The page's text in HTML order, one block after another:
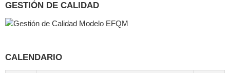
GESTIÓN DE CALIDAD
CALENDARIO